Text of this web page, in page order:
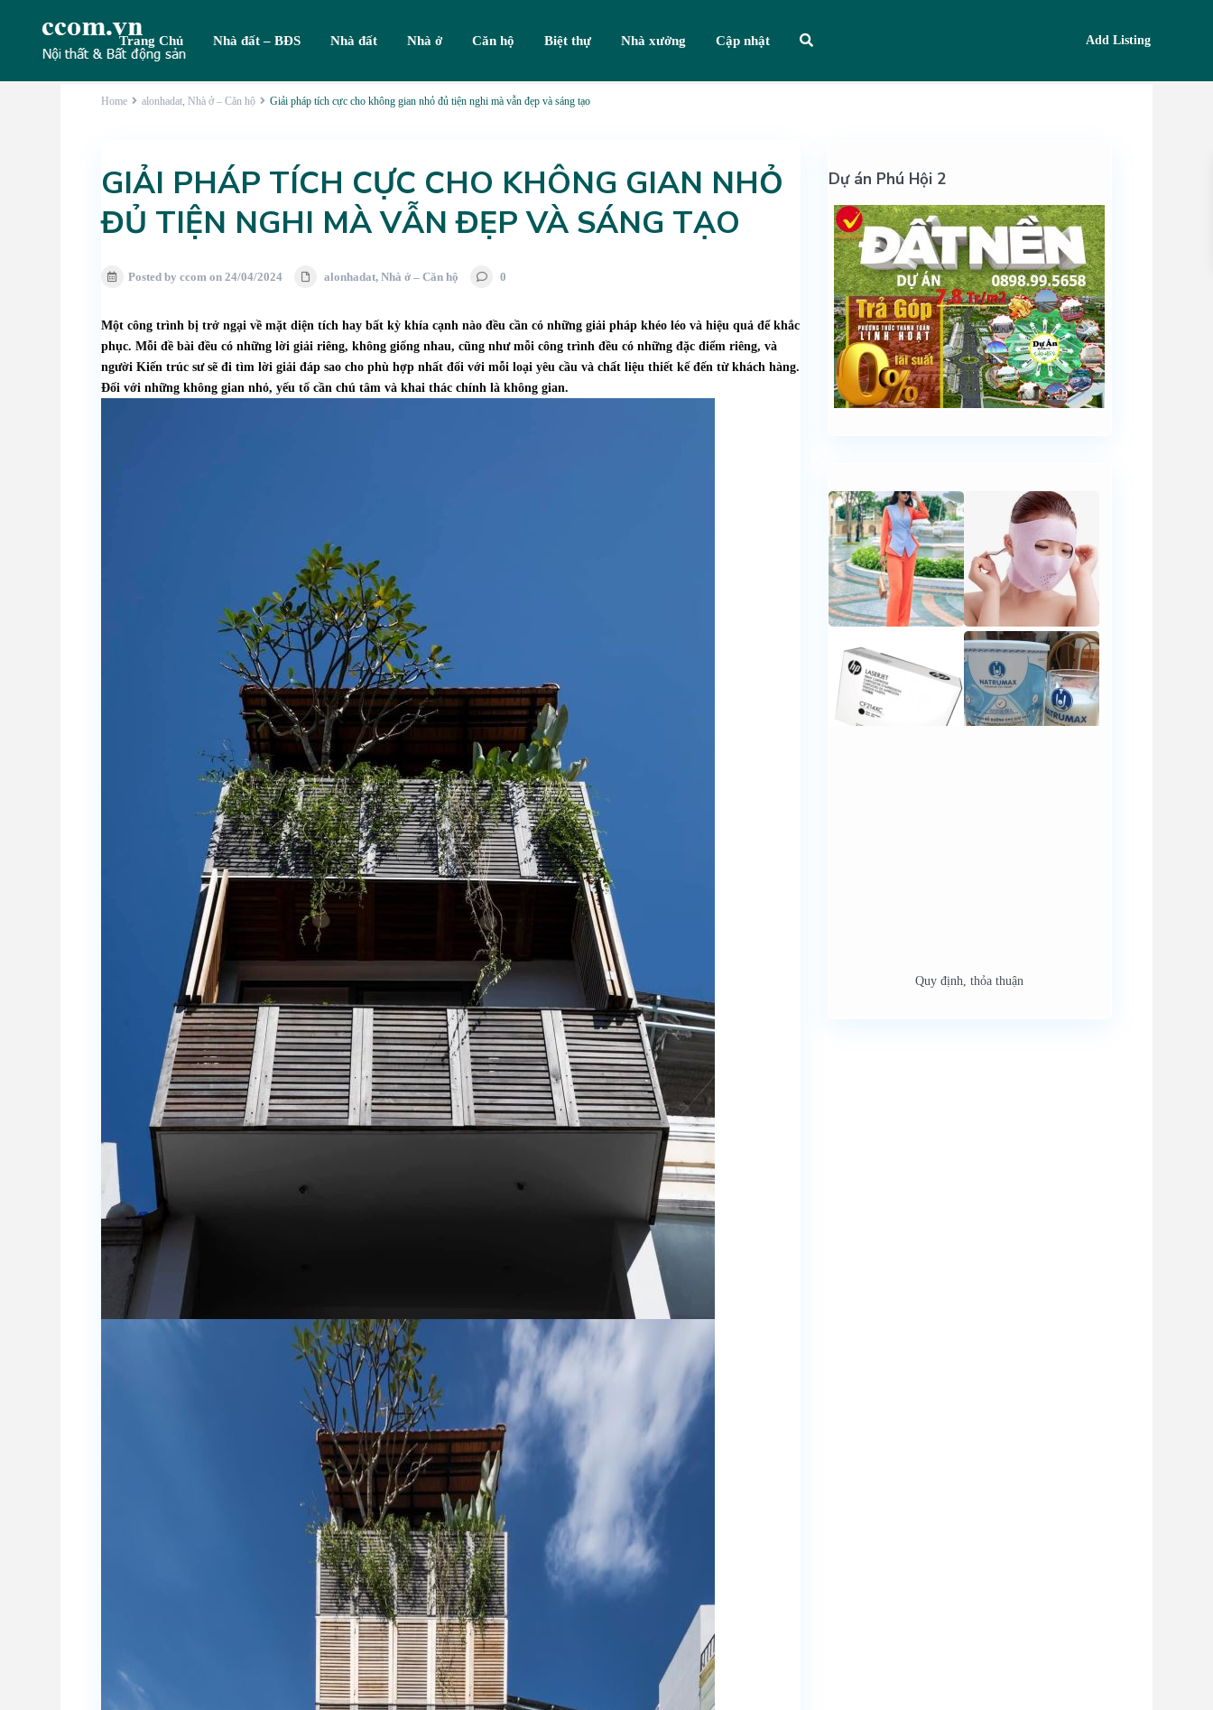
Add Listing
Trang Chủ Nhà đất – BĐS Nhà đất Nhà ở Căn hộ Biệt thự Nhà xưởng Cập nhật
Home alonhadat,Nhà ở – Căn hộ Giải pháp tích cực cho không gian nhỏ đủ tiện nghi mà vẫn đẹp và sáng tạo
GIẢI PHÁP TÍCH CỰC CHO KHÔNG GIAN NHỎ
ĐỦ TIỆN NGHI MÀ VẪN ĐẸP VÀ SÁNG TẠO
Posted by ccom on 24/04/2024 alonhadat,Nhà ở – Căn hộ 0
Một công trình bị trở ngại về mặt diện tích hay bất kỳ khía cạnh nào đều cần có những giải pháp khéo léo và hiệu quả để khắc
phục. Mỗi đề bài đều có những lời giải riêng, không giống nhau, cũng như mỗi công trình đều có những đặc điểm riêng, và
người Kiến trúc sư sẽ đi tìm lời giải đáp sao cho phù hợp nhất đối với mỗi loại yêu cầu và chất liệu thiết kế đến từ khách hàng.
Đối với những không gian nhỏ, yếu tố cần chú tâm và khai thác chính là không gian.
Dự án Phú Hội 2
Quy định, thỏa thuận